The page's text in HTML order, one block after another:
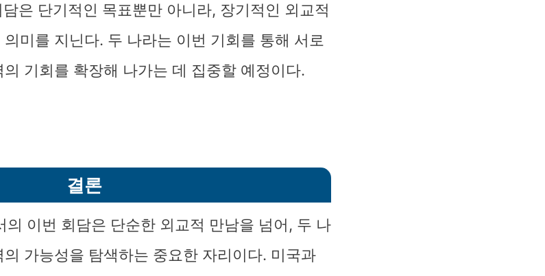
은 단기적인 목표뿐만 아니라, 장기적인 외교적
미를 지닌다. 두 나라는 이번 기회를 통해 서로
기회를 확장해 나가는 데 집중할 예정이다.
결론
의 이번 회담은 단순한 외교적 만남을 넘어, 두 나
가능성을 탐색하는 중요한 자리이다. 미국과